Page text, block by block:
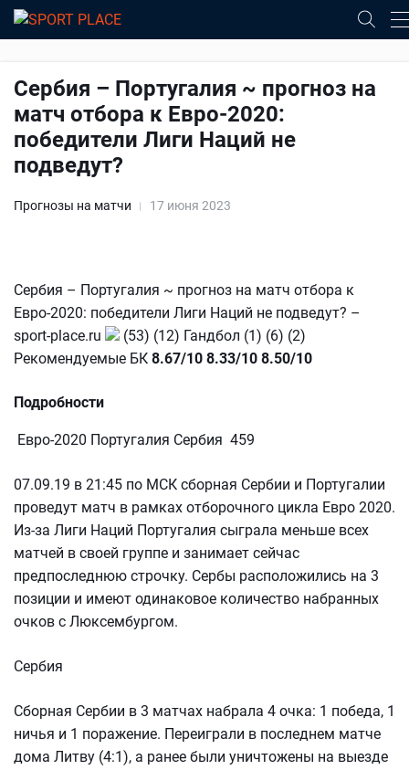
Сербия – Португалия ~ прогноз на
матч отбора к Евро-2020:
победители Лиги Наций не
подведут?
Прогнозы на матчи 17 июня 2023
Сербия – Португалия ~ прогноз на матч отбора к
Евро-2020: победители Лиги Наций не подведут? –
sport-place.ru
(53) (12) Гандбол (1) (6) (2)
Рекомендуемые БК 8.67/10 8.33/10 8.50/10
Подробности
Евро-2020 Португалия Сербия 459
07.09.19 в 21:45 по МСК сборная Сербии и Португалии
проведут матч в рамках отборочного цикла Евро 2020.
Из-за Лиги Наций Португалия сыграла меньше всех
матчей в своей группе и занимает сейчас
предпоследнюю строчку. Сербы расположились на 3
позиции и имеют одинаковое количество набранных
очков с Люксембургом.
Сербия
Сборная Сербии в 3 матчах набрала 4 очка: 1 победа, 1
ничья и 1 поражение. Переиграли в последнем матче
дома Литву (4:1), а ранее были уничтожены на выезде